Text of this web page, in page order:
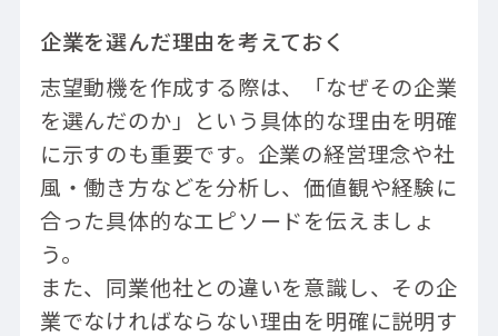
企業を選んだ理由を考えておく
志望動機を作成する際は、「なぜその企業
を選んだのか」という具体的な理由を明確
に示すのも重要です。企業の経営理念や社
風・働き方などを分析し、価値観や経験に
合った具体的なエピソードを伝えましょ
う。
また、同業他社との違いを意識し、その企
業でなければならない理由を明確に説明す